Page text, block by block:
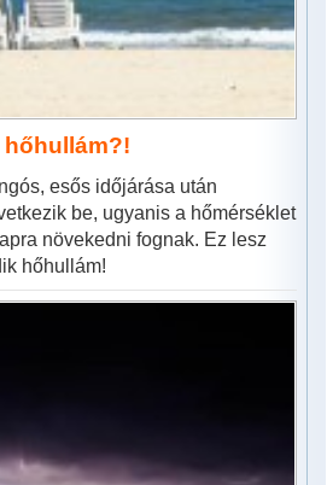
hőhullám?!
esős időjárása után
be, ugyanis a hőmérséklet
növekedni fognak. Ez lesz
hőhullám!